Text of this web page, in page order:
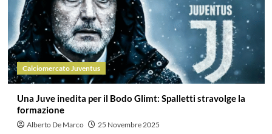
Calciomercato Juventus
Una Juve inedita per il Bodo Glimt: Spalletti stravolge la
formazione
Alberto De Marco 25 Novembre 2025